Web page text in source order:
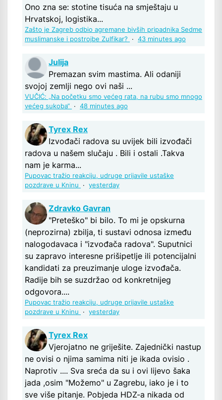
Ono zna se: stotine tisuća na smještaju u
Hrvatskoj, logistika...
Zašto je Zagreb odbio agremane bivših pripadnika Sedme
muslimanske i postrojbe Zulfikar?
· 43 minutes ago
Julija
Premazan svim mastima. Ali odaniji
svojoj zemlji nego ovi naši ...
VUČIĆ: „Na početku smo većeg rata, na rubu smo mnogo
većeg sukoba“ · 48 minutes ago
Tyrex Rex
Izvođači radova su uvijek bili izvođači
radova u našem slučaju . Bili i ostali .Takva
nam je karma...
Pupovac tražio reakciju, udruge prijavile ustaške
pozdrave u Kninu
· yesterday
Zdravko Gavran
"Preteško" bi bilo. To mi je opskurna
(neprozirna) zbilja, ti sustavi odnosa između
nalogodavaca i "izvođača radova". Suputnici
su zapravo interesne prišipetlje ili potencijalni
kandidati za preuzimanje uloge izvođača.
Radije bih se suzdržao od konkretnijeg
odgovora....
Pupovac tražio reakciju, udruge prijavile ustaške
pozdrave u Kninu
· yesterday
Tyrex Rex
Vjerojatno ne griješite. Zajednički nastup
ne ovisi o njima samima niti je ikada ovisio .
Naprotiv .... Sva sreća da su i ovi lijevo šaka
jada ,osim "Možemo" u Zagrebu, iako je i to
sve više pitanje. Pobjeda HDZ-a nikada od